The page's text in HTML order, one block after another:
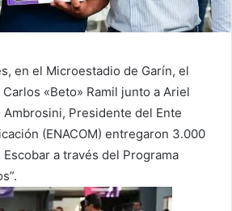
en el Microestadio de Garín, el
«Beto» Ramil junto a Ariel
Ambrosini, Presidente del Ente
(ENACOM) entregaron 3.000
a través del Programa